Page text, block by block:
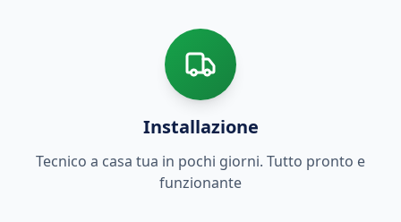
Installazione
Tecnico a casa tua in pochi giorni. Tutto pronto e
funzionante